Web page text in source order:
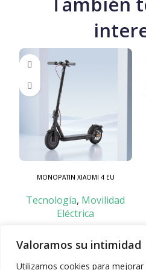
Valoramos su intimidad
Utilizamos cookies para mejorar
MONOPATIN XIAOMI 4 EU
Tecnología, Movilidad
Eléctrica
$1.990.000